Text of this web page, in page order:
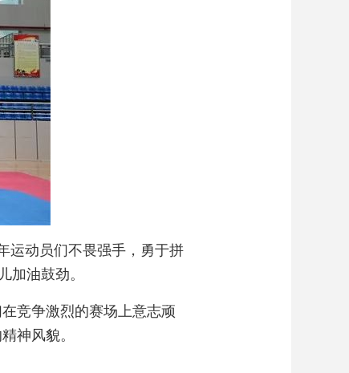
运动员们不畏强手，勇于拼
加油鼓劲。
竞争激烈的赛场上意志顽
神风貌。